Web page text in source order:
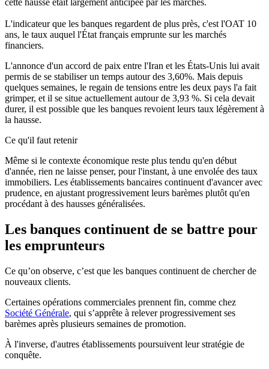
cette hausse était largement anticipée par les marchés.
L'indicateur que les banques regardent de plus près, c'est l'OAT 10
ans, le taux auquel l'État français emprunte sur les marchés
financiers.
L'annonce d'un accord de paix entre l'Iran et les États-Unis lui avait
permis de se stabiliser un temps autour des 3,60%. Mais depuis
quelques semaines, le regain de tensions entre les deux pays l'a fait
grimper, et il se situe actuellement autour de 3,93 %. Si cela devait
durer, il est possible que les banques revoient leurs taux légèrement à
la hausse.
Ce qu'il faut retenir
Même si le contexte économique reste plus tendu qu'en début
d'année, rien ne laisse penser, pour l'instant, à une envolée des taux
immobiliers. Les établissements bancaires continuent d'avancer avec
prudence, en ajustant progressivement leurs barèmes plutôt qu'en
procédant à des hausses généralisées.
Les banques continuent de se battre pour
les emprunteurs
Ce qu’on observe, c’est que les banques continuent de chercher de
nouveaux clients.
Certaines opérations commerciales prennent fin, comme chez
Société Générale, qui s’apprête à relever progressivement ses
barèmes après plusieurs semaines de promotion.
À l'inverse, d'autres établissements poursuivent leur stratégie de
conquête.